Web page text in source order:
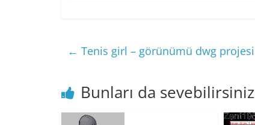
← Tenis girl – görünümü dwg projesi
Bunları da sevebilirsiniz